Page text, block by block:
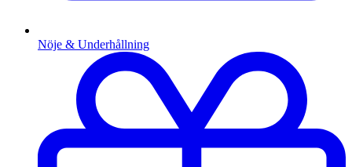
Nöje & Underhållning